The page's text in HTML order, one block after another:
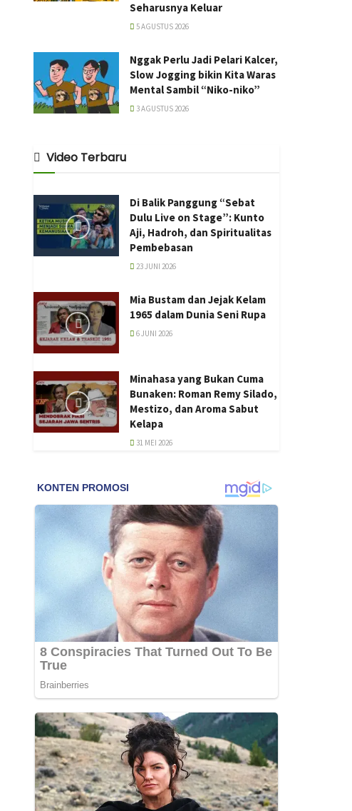
Seharusnya Keluar
5 AGUSTUS 2026
Nggak Perlu Jadi Pelari Kalcer,
Slow Jogging bikin Kita Waras
Mental Sambil “Niko-niko”
3 AGUSTUS 2026
Video Terbaru
Di Balik Panggung “Sebat
Dulu Live on Stage”: Kunto
Aji, Hadroh, dan Spiritualitas
Pembebasan
23 JUNI 2026
Mia Bustam dan Jejak Kelam
1965 dalam Dunia Seni Rupa
6 JUNI 2026
Minahasa yang Bukan Cuma
Bunaken: Roman Remy Silado,
Mestizo, dan Aroma Sabut
Kelapa
31 MEI 2026